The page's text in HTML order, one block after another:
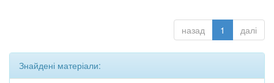
назад 1 далі
Знайдені матеріали: